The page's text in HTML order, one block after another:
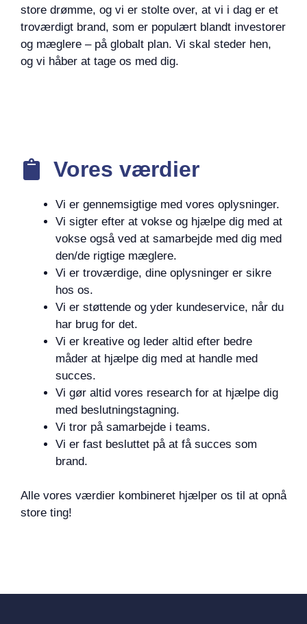
store drømme, og vi er stolte over, at vi i dag er et
troværdigt brand, som er populært blandt investorer
og mæglere – på globalt plan. Vi skal steder hen,
og vi håber at tage os med dig.
Vores værdier
Vi er gennemsigtige med vores oplysninger.
Vi sigter efter at vokse og hjælpe dig med at
vokse også ved at samarbejde med dig med
den/de rigtige mæglere.
Vi er troværdige, dine oplysninger er sikre
hos os.
Vi er støttende og yder kundeservice, når du
har brug for det.
Vi er kreative og leder altid efter bedre
måder at hjælpe dig med at handle med
succes.
Vi gør altid vores research for at hjælpe dig
med beslutningstagning.
Vi tror på samarbejde i teams.
Vi er fast besluttet på at få succes som
brand.
Alle vores værdier kombineret hjælper os til at opnå
store ting!